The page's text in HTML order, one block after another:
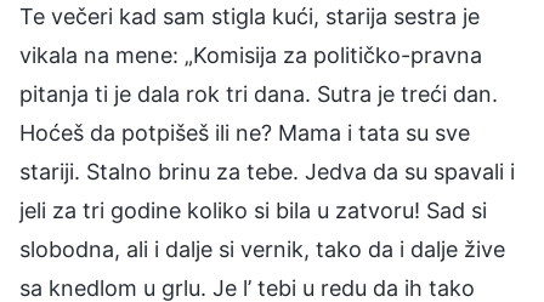
Te večeri kad sam stigla kući, starija sestra je
vikala na mene: „Komisija za političko-pravna
pitanja ti je dala rok tri dana. Sutra je treći dan.
Hoćeš da potpišeš ili ne? Mama i tata su sve
stariji. Stalno brinu za tebe. Jedva da su spavali i
jeli za tri godine koliko si bila u zatvoru! Sad si
slobodna, ali i dalje si vernik, tako da i dalje žive
sa knedlom u grlu. Je l’ tebi u redu da ih tako